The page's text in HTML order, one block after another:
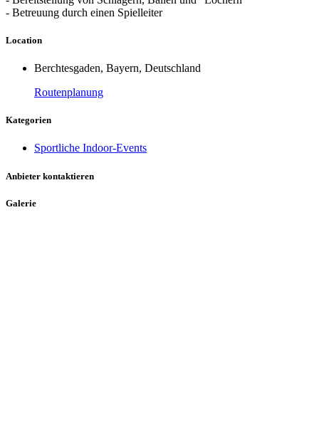
- Betreuung durch einen Spielleiter
Location
Berchtesgaden, Bayern, Deutschland
Routenplanung
Kategorien
Sportliche Indoor-Events
Anbieter kontaktieren
Galerie